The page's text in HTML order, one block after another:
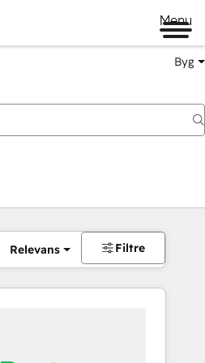
Menu
Byg
Relevans Filtre